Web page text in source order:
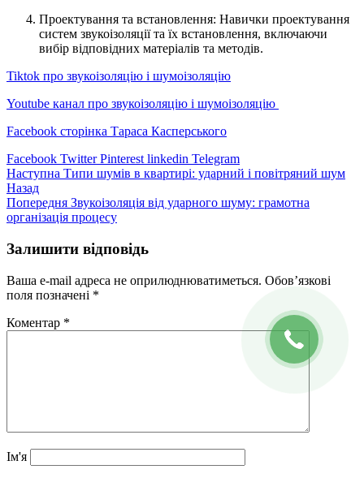
Проектування та встановлення: Навички проектування
систем звукоізоляції та їх встановлення, включаючи
вибір відповідних матеріалів та методів.
Tiktok про звукоізоляцію і шумоізоляцію
Youtube канал про звукоізоляцію і шумоізоляцію
Facebook сторінка Тараса Касперського
Facebook Twitter Pinterest linkedin Telegram
Наступна Типи шумів в квартирі: ударний і повітряний шум
Назад
Попередня Звукоізоляція від ударного шуму: грамотна
організація процесу
Залишити відповідь
Ваша e-mail адреса не оприлюднюватиметься. Обов’язкові
поля позначені *
Коментар *
Ім'я